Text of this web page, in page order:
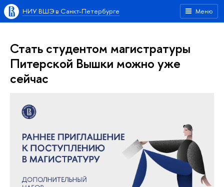
Меню
НИУ ВШЭ в Санкт-Петербурге
Стать студентом магистратуры
Питерской Вышки можно уже
сейчас